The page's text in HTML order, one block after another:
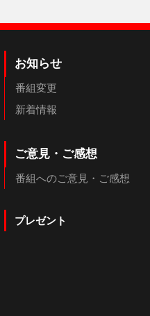
お知らせ
番組変更
新着情報
ご意見・ご感想
番組へのご意見・ご感想
プレゼント